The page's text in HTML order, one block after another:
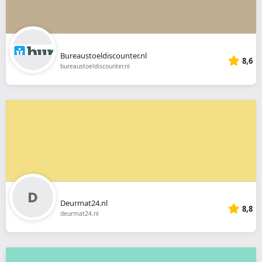
Bureaustoeldiscounter.nl
bureaustoeldiscounter.nl 8,6
Deurmat24.nl
deurmat24.nl 8,8